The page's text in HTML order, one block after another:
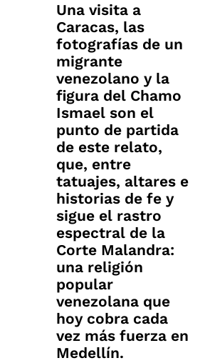
Una visita a
Caracas, las
fotografías de un
migrante
venezolano y la
figura del Chamo
Ismael son el
punto de partida
de este relato,
que, entre
tatuajes, altares e
historias de fe y
sigue el rastro
espectral de la
Corte Malandra:
una religión
popular
venezolana que
hoy cobra cada
vez más fuerza en
Medellín.